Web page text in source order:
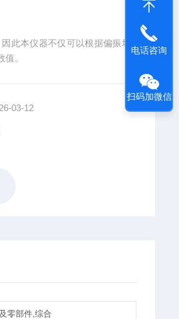
此本仪器不仅可以根据偏振场
。
03-12
零部件,综合
电话咨询
扫码加微信